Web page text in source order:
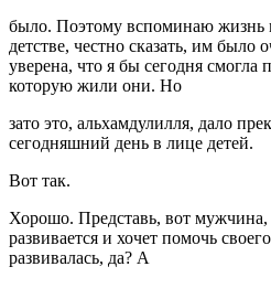
было. Поэтому вспоминаю жизнь
детстве, честно сказать, им было
уверена, что я бы сегодня
которую жили они. Но
зато это, альхамдулилля, дало
сегодняшний день в лице детей.
Вот так.
Хорошо. Представь, вот мужчина,
развивается и хочет помочь
развивалась, да? А